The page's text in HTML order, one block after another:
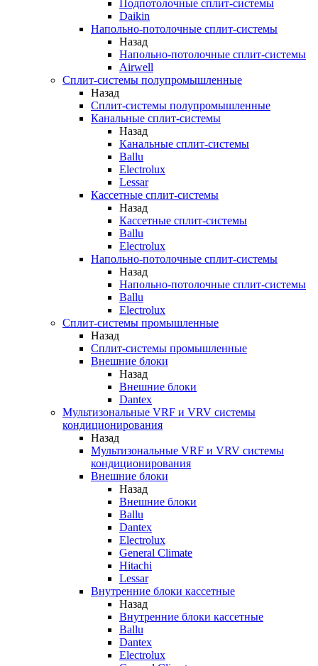
Подпотолочные сплит-системы
Daikin
Напольно-потолочные сплит-системы
Назад
Напольно-потолочные сплит-системы
Airwell
Сплит-системы полупромышленные
Назад
Сплит-системы полупромышленные
Канальные сплит-системы
Назад
Канальные сплит-системы
Ballu
Electrolux
Lessar
Кассетные сплит-системы
Назад
Кассетные сплит-системы
Ballu
Electrolux
Напольно-потолочные сплит-системы
Назад
Напольно-потолочные сплит-системы
Ballu
Electrolux
Сплит-системы промышленные
Назад
Сплит-системы промышленные
Внешние блоки
Назад
Внешние блоки
Dantex
Мультизональные VRF и VRV системы
кондиционирования
Назад
Мультизональные VRF и VRV системы
кондиционирования
Внешние блоки
Назад
Внешние блоки
Ballu
Dantex
Electrolux
General Climate
Hitachi
Lessar
Внутренние блоки кассетные
Назад
Внутренние блоки кассетные
Ballu
Dantex
Electrolux